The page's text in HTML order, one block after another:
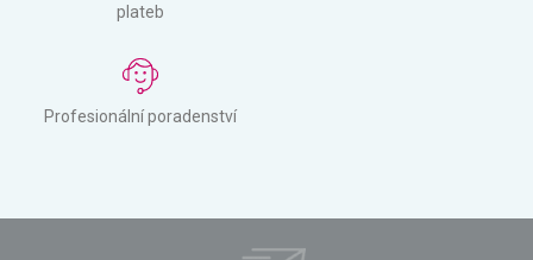
plateb
Profesionální poradenství